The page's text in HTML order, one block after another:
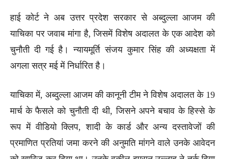
हाई कोर्ट ने अब उत्तर प्रदेश सरकार से अब्दुल्ला आजम की
याचिका पर जवाब मांगा है, जिसमें विशेष अदालत के एक आदेश को
चुनौती दी गई है। न्यायमूर्ति संजय कुमार सिंह की अध्यक्षता में
अगला सत्र मई में निर्धारित है।
याचिका में, अब्दुल्ला आजम की कानूनी टीम ने विशेष अदालत के 19
मार्च के फैसले को चुनौती दी थी, जिसने अपने बचाव के हिस्से के
रूप में वीडियो क्लिप, शादी के कार्ड और अन्य दस्तावेजों की
प्रमाणित प्रतियां जमा करने की अनुमति मांगने वाले उनके आवेदन